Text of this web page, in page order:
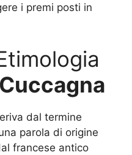
i premi posti in
Cuccagna
dal termine
parola di origine
francese antico